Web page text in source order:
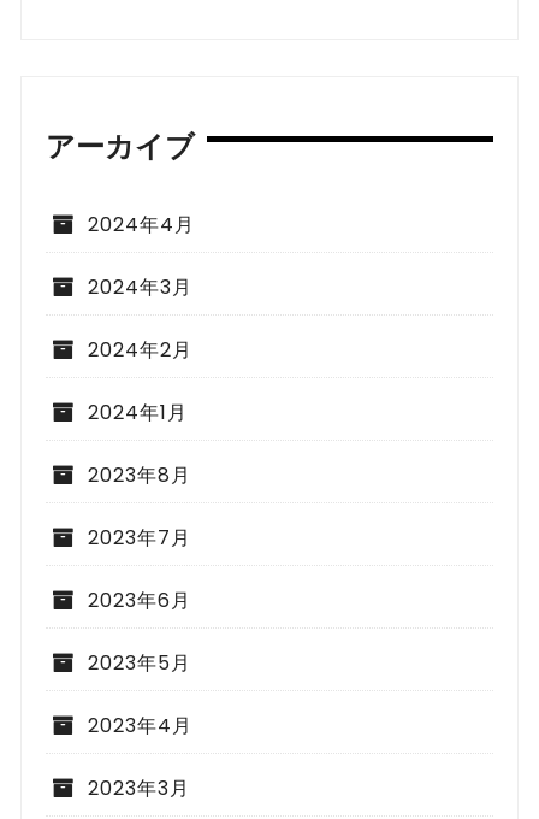
アーカイブ
2024年4月
2024年3月
2024年2月
2024年1月
2023年8月
2023年7月
2023年6月
2023年5月
2023年4月
2023年3月